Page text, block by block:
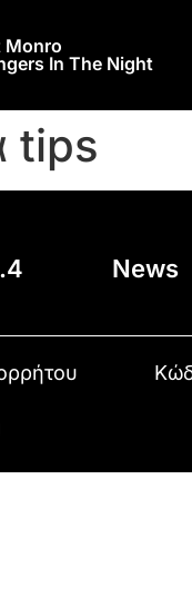
Monro
In The Night
tips
News